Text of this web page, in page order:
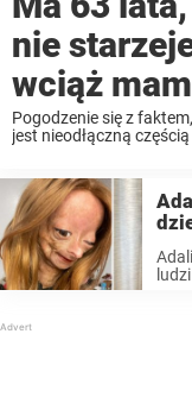
nie
wciąż
Pogodzenie się z
jest nieodłączną